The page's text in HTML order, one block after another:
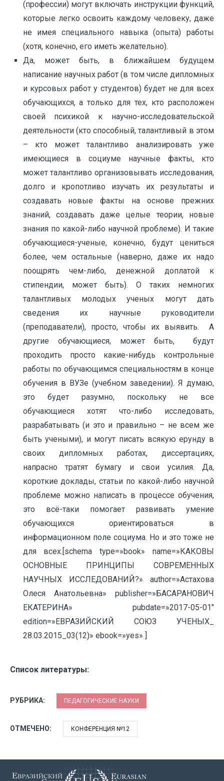
(профессии) могут включать инструкции функций,
которые легко освоить каждому человеку, даже
не имея специального навыка (опыта) работы
(хотя, конечно, его иметь желательно).
Да, может быть, в ближайшем будущем
написание научных работ (в том числе дипломных
и курсовых работ у студентов) будет не для всех
обучающихся, а только для тех, кто расположен
своей психикой к научно-исследовательской
деятельности (кто способный, талантливый в этом
– кто может талантливо анализировать уже
имеющиеся в социуме научные факты, кто
может талантливо организовывать исследования,
долго и кропотливо изучать их результаты и
создавать новые факты на основе прежних
знаний, создавать даже целые теории, новые
знания по какой-либо научной проблеме). И такие
обучающиеся-ученые, конечно, будут цениться
более, чем остальные (наверно, даже их надо
поощрять чем-либо, денежной доплатой к
стипендии, может быть). О таких немногих
талантливых молодых ученых могут дать
сведения их научные руководители
(преподаватели), просто, чтобы их выявить. А
другие обучающиеся, может быть, будут
проходить просто какие-нибудь контрольные
работы по обучающимся специальностям в конце
обучения в ВУЗе (учебном заведении). Я думаю,
это будет разумно, поскольку не все
обучающиеся хотят что-либо исследовать,
разрабатывать (и это и правильно – не всем же
быть учеными), и могут писать всякую ерунду в
своих дипломных работах, диссертациях,
напрасно тратят бумагу и свои усилия. Да,
короткие доклады, статьи по какой-либо научной
проблеме можно написать в процессе обучения,
это всё-таки помогает развивать умение
обучающихся ориентироваться в
информационном поле социума. Но и это тоже не
для всех.[schema type=»book» name=»КАКОВЫ
ОСНОВНЫЕ ПРИНЦИПЫ СОВРЕМЕННЫХ
НАУЧНЫХ ИССЛЕДОВАНИЙ?» author=»Астахова
Олеся Анатольевна» publisher=»БАСАРАНОВИЧ
ЕКАТЕРИНА» pubdate=»2017-05-01″
edition=»ЕВРАЗИЙСКИЙ СОЮЗ УЧЕНЫХ_
28.03.2015_03(12)» ebook=»yes» ]
Список литературы:
РУБРИКА: ПЕДАГОГИЧЕСКИЕ НАУКИ
ОТМЕЧЕНО: КОНФЕРЕНЦИЯ №12